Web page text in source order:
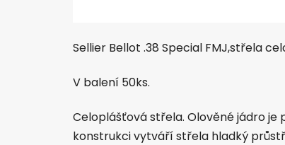
Sellier Bellot .38 Special FMJ,střela
V balení 50ks.
Celoplášťová střela. Olověné jádro
konstrukci vytváří střela hladký